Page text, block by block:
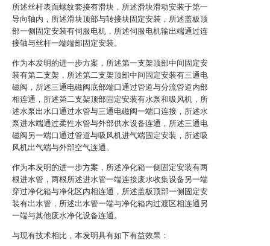
所述丝杆表面螺纹套接有滑块，所述滑块滑动安装于第一
导向轴内，所述滑块顶部与转接块固定安装，所述盖板顶
部一侧固定安装有伺服电机，所述伺服电机输出端通过连
接轴与丝杆一端端部固定安装。
作为本发明的进一步方案，所述第一支架顶部中间固定安
装有第二支架，所述第二支架顶部中间固定安装有三通电
磁阀，所述三通电磁阀底部端口通过管道与分流管道内部
相连通，所述第二支架顶部固定安装有水泵和吸风机，所
述水泵出水口通过水管与三通电磁阀一端口连接，所述水
泵进水端通过柔性水管与外部供水设备连通，所述三通电
磁阀另一端口通过管道与吸风机进气端固定安装，所述吸
风机出气端与外部空气连通。
作为本发明的进一步方案，所述净化箱一侧固定安装有两
根进水管，两根所述进水管一端连接废水收集设备另一端
穿过净化箱与净化区内相连通，所述盖板顶部一侧固定安
装有出水管，所述出水管一端与净化箱内过渡区相连通另
一端与其他废水净化设备连通。
与现有技术相比，本发明具有如下有益效果：